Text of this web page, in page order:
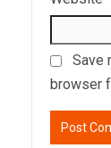
Save
browser